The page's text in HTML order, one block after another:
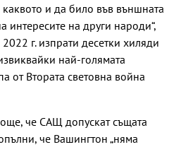
и да било във външната
интересите на други народи“,
г. изпрати десетки хиляди
най-голямата
от Втората световна война
че САЩ допускат същата
че Вашингтон „няма